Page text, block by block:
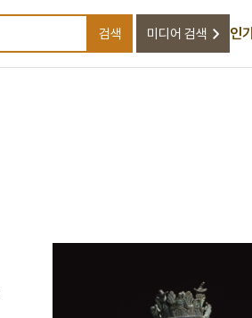
검색어를 입력하세요
검색 미디어 검색 인